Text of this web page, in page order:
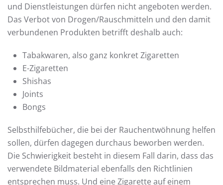
und Dienstleistungen dürfen nicht angeboten werden.
Das Verbot von Drogen/Rauschmitteln und den damit
verbundenen Produkten betrifft deshalb auch:
Tabakwaren, also ganz konkret Zigaretten
E-Zigaretten
Shishas
Joints
Bongs
Selbsthilfebücher, die bei der Rauchentwöhnung helfen
sollen, dürfen dagegen durchaus beworben werden.
Die Schwierigkeit besteht in diesem Fall darin, dass das
verwendete Bildmaterial ebenfalls den Richtlinien
entsprechen muss. Und eine Zigarette auf einem